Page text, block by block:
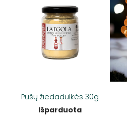
Pušų žiedadulkės 30g
Išparduota